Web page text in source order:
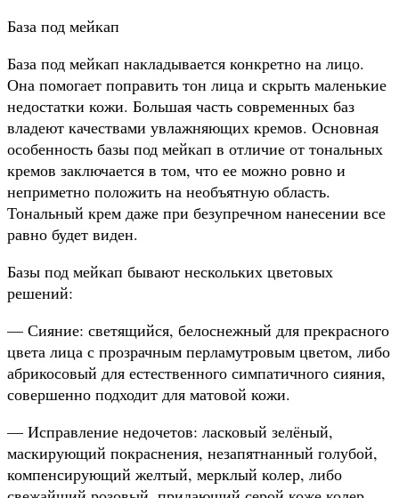
База под мейкап
База под мейкап накладывается конкретно на лицо.
Она помогает поправить тон лица и скрыть маленькие
недостатки кожи. Большая часть современных баз
владеют качествами увлажняющих кремов. Основная
особенность базы под мейкап в отличие от тональных
кремов заключается в том, что ее можно ровно и
неприметно положить на необъятную область.
Тональный крем даже при безупречном нанесении все
равно будет виден.
Базы под мейкап бывают нескольких цветовых
решений:
— Сияние: светящийся, белоснежный для прекрасного
цвета лица с прозрачным перламутровым цветом, либо
абрикосовый для естественного симпатичного сияния,
совершенно подходит для матовой кожи.
— Исправление недочетов: ласковый зелёный,
маскирующий покраснения, незапятнанный голубой,
компенсирующий желтый, мерклый колер, либо